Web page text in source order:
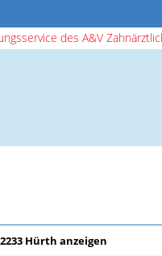
des A&V
Hürth anzeigen